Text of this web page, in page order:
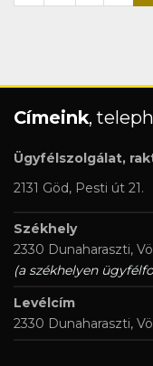
Címeink,
Ügyfélszolgálat,
2131 Göd, Pesti út 21.
Székhely
2330 Dunaharaszti,
(a székhelyen
Levélcím
2330 Dunaharaszti,